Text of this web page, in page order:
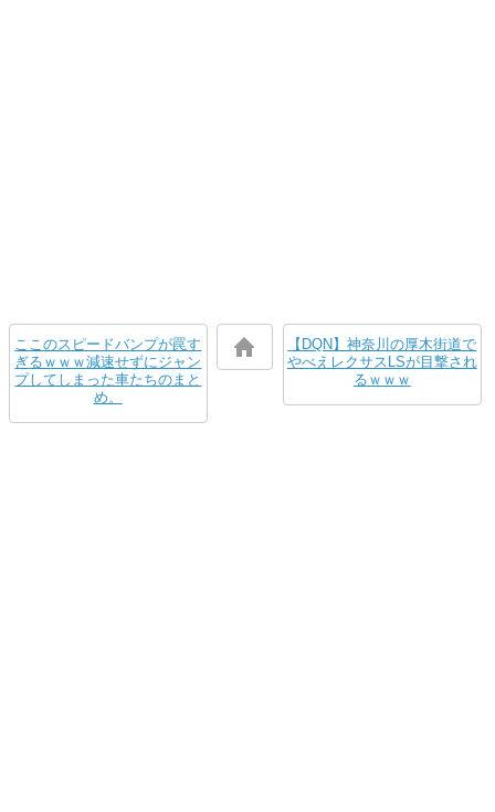
ここのスピードバンプが罠す
ぎるｗｗｗ減速せずにジャン
プしてしまった車たちのまと
め。
【DQN】神奈川の厚木街道で
やべえレクサスLSが目撃され
るｗｗｗ